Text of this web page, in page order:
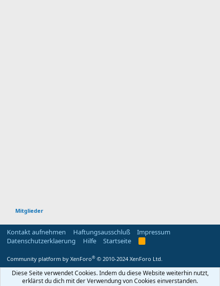
Mitglieder
Kontakt aufnehmen Haftungsausschluß
Impressum
Datenschutzerklaerung
Hilfe Startseite
R
S
Community platform by XenForo® © 2010-2024 XenForo Ltd.
Diese Seite verwendet Cookies. Indem du diese Website weiterhin nutzt,
erklärst du dich mit der Verwendung von Cookies einverstanden.